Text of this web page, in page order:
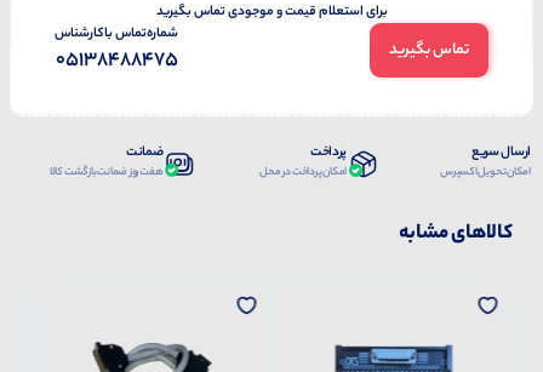
برای استعلام قیمت و موجودی تماس بگیرید
تماس بگیرید
شماره‌تماس‌ با‌کارشناس
05138488475
ارسال سریع
امکان تحویل اکسپرس
پرداخت
امکان پرداخت در محل
ضمانت
هفت روز ضمانت بازگشت کالا
کالاهای مشابه